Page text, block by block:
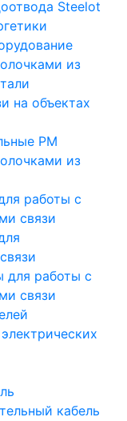
Steelot
из
на объектах
РМ
из
работы с
связи
для работы с
связи
кабель